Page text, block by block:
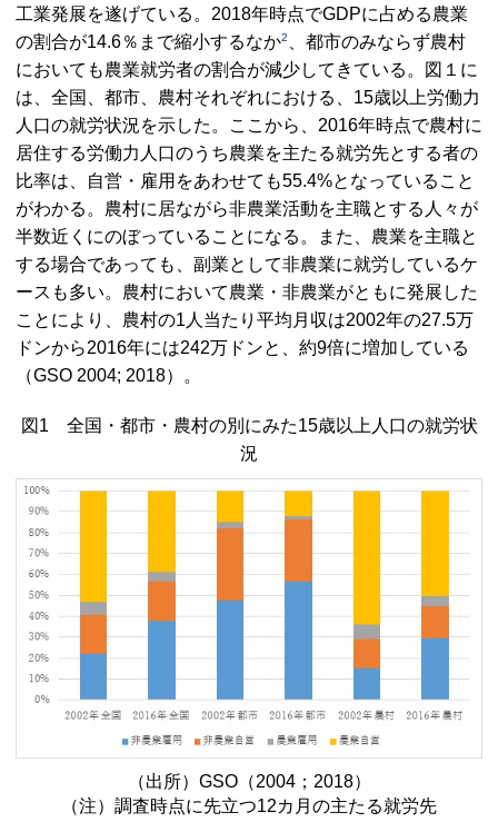
工業発展を遂げている。2018年時点でGDPに占める農業
の割合が14.6％まで縮小するなか2
、都市のみならず農村
においても農業就労者の割合が減少してきている。図１に
は、全国、都市、農村それぞれにおける、15歳以上労働力
人口の就労状況を示した。ここから、2016年時点で農村に
居住する労働力人口のうち農業を主たる就労先とする者の
比率は、自営・雇用をあわせても55.4%となっていること
がわかる。農村に居ながら非農業活動を主職とする人々が
半数近くにのぼっていることになる。また、農業を主職と
する場合であっても、副業として非農業に就労しているケ
ースも多い。農村において農業・非農業がともに発展した
ことにより、農村の1人当たり平均月収は2002年の27.5万
ドンから2016年には242万ドンと、約9倍に増加している
（GSO 2004; 2018）。
図1 全国・都市・農村の別にみた15歳以上人口の就労状
況
（出所） GSO（2004；2018）
（注）調査時点に先立つ12カ月の主たる就労先